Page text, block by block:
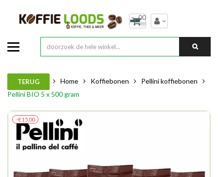
00
TERUG Home Koffiebonen
Pellini koffiebonen
Pellini BIO 5 x 500 gram
-€ 15,00